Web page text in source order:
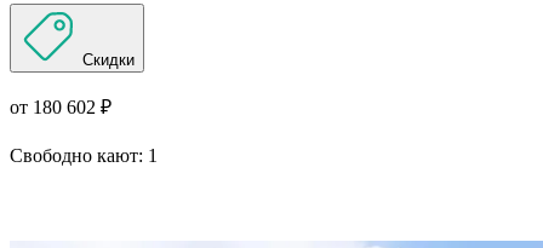
Скидки
от 180 602 ₽
Свободно кают: 1